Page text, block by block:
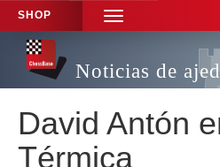
SHOP
TOGGLE
NAVIGATION
Noticias de
David Antón
Térmica